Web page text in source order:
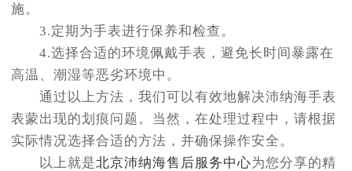
施。
3.定期为手表进行保养和检查。
4.选择合适的环境佩戴手表，避免长时间暴露在
高温、潮湿等恶劣环境中。
通过以上方法，我们可以有效地解决沛纳海手表
表蒙出现的划痕问题。当然，在处理过程中，请根据
实际情况选择合适的方法，并确保操作安全。
以上就是北京沛纳海售后服务中心为您分享的精